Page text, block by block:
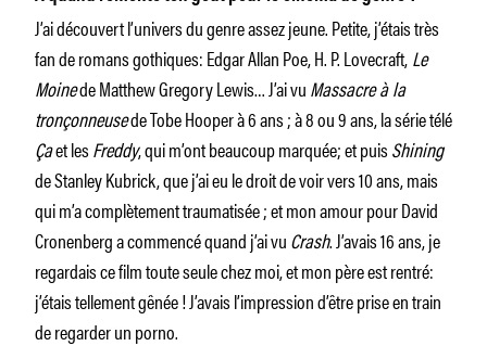
J’ai découvert l’univers du genre assez jeune. Petite, j’étais très
fan de romans gothiques: Edgar Allan Poe, H. P. Lovecraft,Le
Moinede Matthew Gregory Lewis… J’ai vuMassacre à la
tronçonneusede Tobe Hooper à 6 ans ; à 8 ou 9 ans, la série télé
Çaet lesFreddy, qui m’ont beaucoup marquée; et puisShining
de Stanley Kubrick, que j’ai eu le droit de voir vers 10 ans, mais
qui m’a complètement traumatisée ; et mon amour pour David
Cronenberg a commencé quand j’ai vuCrash. J’avais 16 ans, je
regardais ce film toute seule chez moi, et mon père est rentré:
j’étais tellement gênée ! J’avais l’impression d’être prise en train
de regarder un porno.